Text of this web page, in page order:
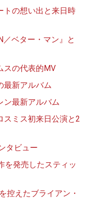
トの想い出と来日時
／ベター・マン』と
スの代表的MV
最新アルバム
ン最新アルバム
スミス初来日公演と2
タビュー
を発売したスティッ
控えたブライアン・